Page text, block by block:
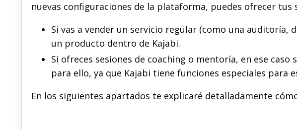
nuevas configuraciones de la plataforma, puedes ofrecer tus
Si vas a vender un servicio regular (como una auditoría,
un producto dentro de Kajabi.
Si ofreces sesiones de coaching o mentoría, en ese
para ello, ya que Kajabi tiene funciones especiales para
En los siguientes apartados te explicaré detalladamente